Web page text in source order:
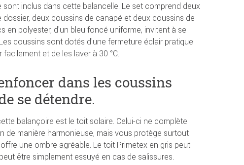
inclus dans cette balancelle. Le set comprend deux
dossier, deux coussins de canapé et deux coussins de
en polyester, d'un bleu foncé uniforme, invitent à se
coussins sont dotés d'une fermeture éclair pratique
et de les laver à 30 °C.
dans les coussins
se détendre.
balançoire est le toit solaire. Celui-ci ne complète
de manière harmonieuse, mais vous protège surtout
une ombre agréable. Le toit Primetex en gris peut
être simplement essuyé en cas de salissures.